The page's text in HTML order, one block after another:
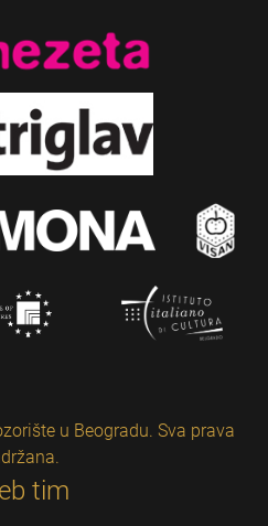
u Beogradu. Sva prava
tim